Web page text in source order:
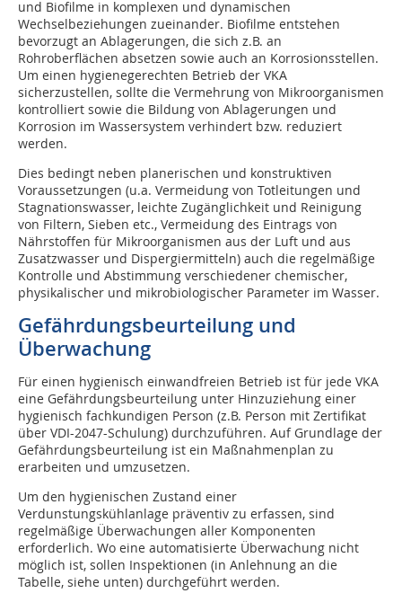
und Biofilme in komplexen und dynamischen
Wechselbeziehungen zueinander. Biofilme entstehen
bevorzugt an Ablagerungen, die sich z.B. an
Rohroberflächen absetzen sowie auch an Korrosionsstellen.
Um einen hygienegerechten Betrieb der VKA
sicherzustellen, sollte die Vermehrung von Mikroorganismen
kontrolliert sowie die Bildung von Ablagerungen und
Korrosion im Wassersystem verhindert bzw. reduziert
werden.
Dies bedingt neben planerischen und kon­struktiven
Voraussetzungen (u.a. Vermeidung von Totleitungen und
Stagnationswasser, leichte Zugänglichkeit und Reinigung
von Filtern, Sieben etc., Vermeidung des Eintrags von
Nährstoffen für Mikroorganismen aus der Luft und aus
Zusatzwasser und Dispergiermitteln) auch die regelmäßige
Kontrolle und Abstimmung verschiedener chemischer,
physikalischer und mikrobiologischer Parameter im Wasser.
Gefährdungsbeurteilung und
Überwachung
Für einen hygienisch einwandfreien Betrieb ist für jede VKA
eine Gefährdungsbeurteilung unter Hinzuziehung einer
hygienisch fachkundigen Person (z.B. Person mit Zertifikat
über VDI-2047-Schulung) durchzuführen. Auf Grundlage der
Gefährdungsbeurteilung ist ein Maßnahmenplan zu
erarbeiten und umzusetzen.
Um den hygienischen Zustand einer
Verdunstungskühlanlage präventiv zu erfassen, sind
regelmäßige Überwachungen aller Komponenten
erforderlich. Wo eine automatisierte Überwachung nicht
möglich ist, sollen Inspektionen (in Anlehnung an die
Tabelle, siehe unten) durchgeführt werden.